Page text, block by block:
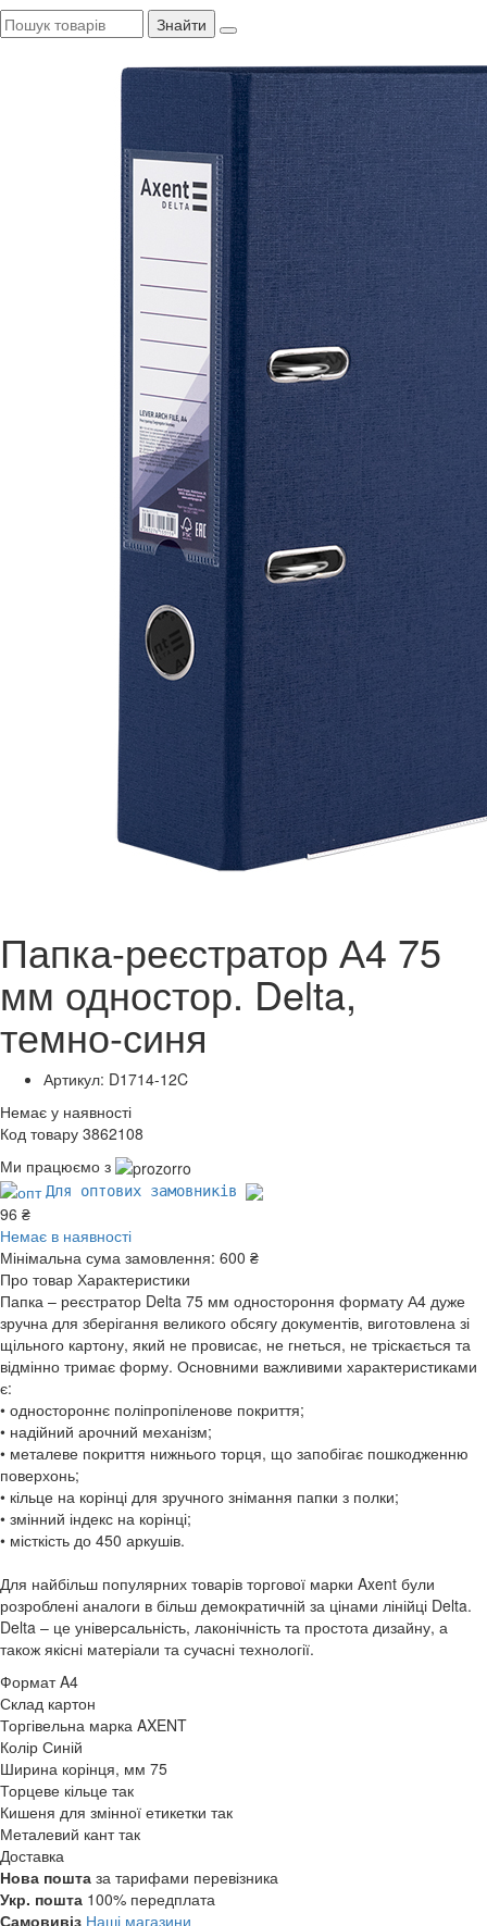
Знайти
Папка-реєстратор А4 75
мм одностор. Delta,
темно-синя
Артикул: D1714-12C
Немає у наявності
Код товару 3862108
Ми працюємо з
Для оптових замовників
96 ₴
Немає в наявності
Мінімальна сума замовлення: 600 ₴
Про товар Характеристики
Папка – реєстратор Delta 75 мм одностороння формату А4 дуже
зручна для зберігання великого обсягу документів, виготовлена зі
щільного картону, який не провисає, не гнеться, не тріскається та
відмінно тримає форму. Основними важливими характеристиками
є:
• одностороннє поліпропіленове покриття;
• надійний арочний механізм;
• металеве покриття нижнього торця, що запобігає пошкодженню
поверхонь;
• кільце на корінці для зручного знімання папки з полки;
• змінний індекс на корінці;
• місткість до 450 аркушів.
Для найбільш популярних товарів торгової марки Axent були
розроблені аналоги в більш демократичній за цінами лінійці Delta.
Delta – це універсальність, лаконічність та простота дизайну, а
також якісні матеріали та сучасні технології.
Формат A4
Склад картон
Торгівельна марка AXENT
Колір Синій
Ширина корінця, мм 75
Торцеве кільце так
Кишеня для змінної етикетки так
Металевий кант так
Доставка
Нова пошта за тарифами перевізника
Укр. пошта 100% передплата
Самовивіз Наші магазини